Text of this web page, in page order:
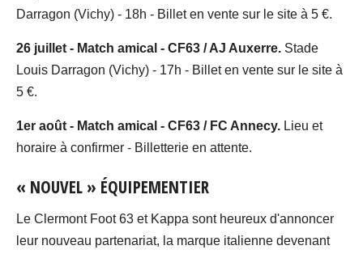
Darragon (Vichy) - 18h - Billet en vente sur le site à 5 €.
26 juillet - Match amical - CF63 / AJ Auxerre. Stade
Louis Darragon (Vichy) - 17h - Billet en vente sur le site à
5 €.
1er août - Match amical - CF63 / FC Annecy. Lieu et
horaire à confirmer - Billetterie en attente.
« NOUVEL » ÉQUIPEMENTIER
Le Clermont Foot 63 et Kappa sont heureux d'annoncer
leur nouveau partenariat, la marque italienne devenant